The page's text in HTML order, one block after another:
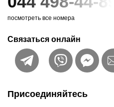
посмотреть все номера
Связаться онлайн
Присоединяйтесь